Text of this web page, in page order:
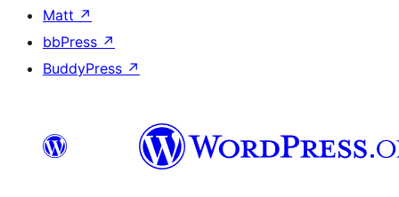
Matt ↗
bbPress ↗
BuddyPress ↗